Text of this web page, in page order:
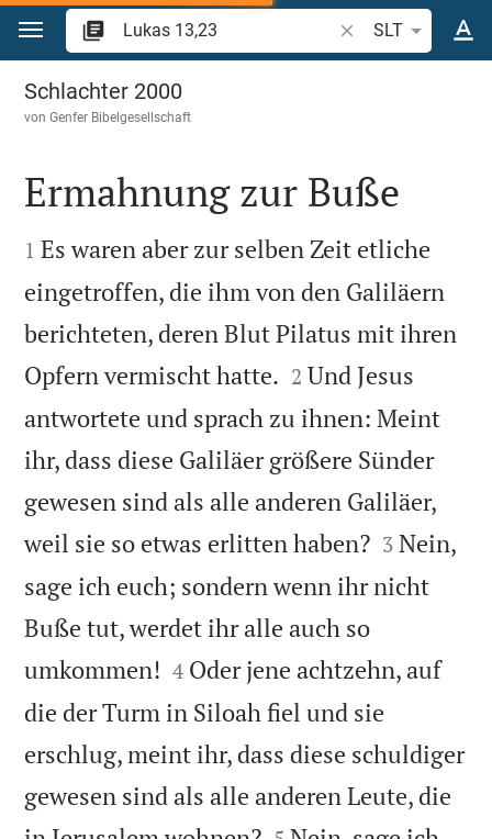
Zum Inhalt springen
Bibelstelle oder
SLT
Lukas 13
Schlachter 2000
vonGenfer Bibelgesellschaft

Ermahnung zur Buße

1 Es waren aber zur selben Zeit etliche
eingetroffen, die ihm von den Galiläern
berichteten, deren Blut Pilatus mit ihren
Opfern vermischt hatte. 

2 Und Jesus
antwortete und sprach zu ihnen: Meint
ihr, dass diese Galiläer größere Sünder
gewesen sind als alle anderen Galiläer,
weil sie so etwas erlitten haben?
3 Nein,
sage ich euch; sondern wenn ihr nicht
Buße tut, werdet ihr alle auch so
umkommen! 

4 Oder jene achtzehn, auf
die der Turm in Siloah fiel und sie
erschlug, meint ihr, dass diese schuldiger
gewesen sind als alle anderen Leute, die